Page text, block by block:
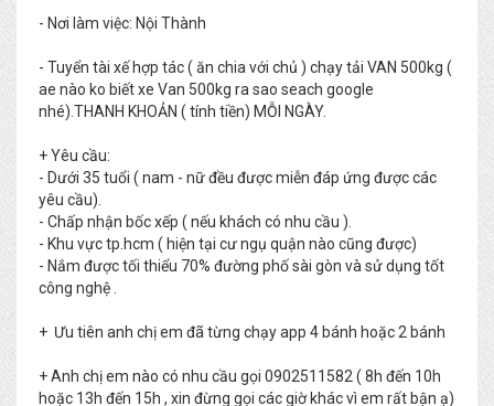
- Nơi làm việc: Nội Thành
- Tuyển tài xế hợp tác ( ăn chia với chủ ) chạy tải VAN 500kg (
ae nào ko biết xe Van 500kg ra sao seach google
nhé).THANH KHOẢN ( tính tiền) MỖI NGÀY.
+ Yêu cầu:
- Dưới 35 tuổi ( nam - nữ đều được miễn đáp ứng được các
yêu cầu).
- Chấp nhận bốc xếp ( nếu khách có nhu cầu ).
- Khu vực tp.hcm ( hiện tại cư ngụ quận nào cũng được)
- Nắm được tối thiểu 70% đường phố sài gòn và sử dụng tốt
công nghệ .
+ Ưu tiên anh chị em đã từng chạy app 4 bánh hoặc 2 bánh
+ Anh chị em nào có nhu cầu gọi 0902511582 ( 8h đến 10h
hoặc 13h đến 15h , xin đừng gọi các giờ khác vì em rất bận ạ)